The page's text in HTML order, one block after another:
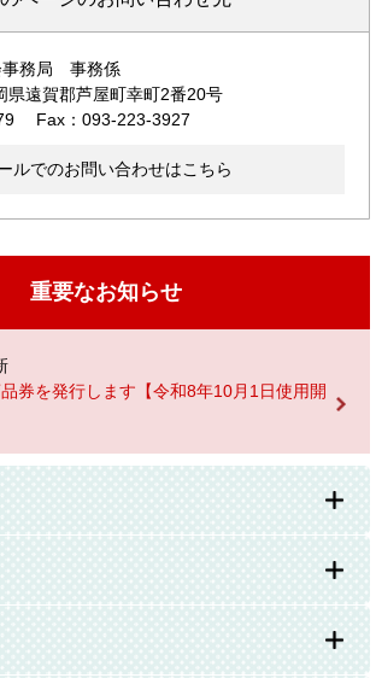
事務局 事務係
県遠賀郡芦屋町幸町2番20号
Fax：093-223-3927
ルでのお問い合わせはこちら
重要なお知らせ
券を発行します【令和8年10月1日使用開